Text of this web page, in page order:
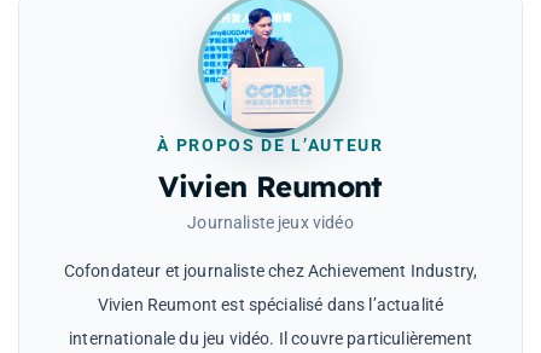
À PROPOS DE L’AUTEUR
Vivien Reumont
Journaliste jeux vidéo
Cofondateur et journaliste chez Achievement Industry,
Vivien Reumont est spécialisé dans l’actualité
internationale du jeu vidéo. Il couvre particulièrement